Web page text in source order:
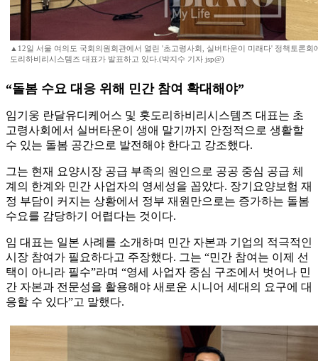
▲12일 서울 여의도 국회의원회관에서 열린 '초고령사회, 실버타운이 미래다' 정책토론회
도리하비리시스템즈 대표가 발표하고 있다.(박지수 기자 jsp@)
“돌봄 수요 대응 위해 민간 참여 확대해야”
임기웅 란달유디케어스 및 홋도리하비리시스템즈 대표는 초
고령사회에서 실버타운이 생애 말기까지 안정적으로 생활할
수 있는 돌봄 공간으로 발전해야 한다고 강조했다.
그는 현재 요양시장 공급 부족의 원인으로 공공 중심 공급 체
계의 한계와 민간 사업자의 영세성을 꼽았다. 장기요양보험 재
정 부담이 커지는 상황에서 정부 재원만으로는 증가하는 돌봄
수요를 감당하기 어렵다는 것이다.
임 대표는 일본 사례를 소개하며 민간 자본과 기업의 적극적인
시장 참여가 필요하다고 주장했다. 그는 “민간 참여는 이제 선
택이 아니라 필수”라며 “영세 사업자 중심 구조에서 벗어나 민
간 자본과 전문성을 활용해야 새로운 시니어 세대의 요구에 대
응할 수 있다”고 말했다.